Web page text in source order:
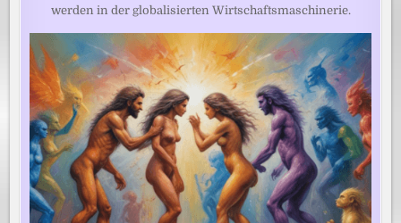
werden in der globalisierten Wirtschaftsmaschinerie.